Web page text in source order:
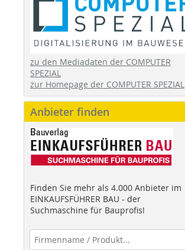
zu den Mediadaten der COMPUTER
SPEZIAL
zur Homepage der COMPUTER SPEZIAL
Anbieter finden
Finden Sie mehr als 4.000 Anbieter im
EINKAUFSFÜHRER BAU - der
Suchmaschine für Bauprofis!